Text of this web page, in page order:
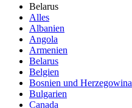
Belarus
Alles
Albanien
Angola
Armenien
Belarus
Belgien
Bosnien und Herzegowina
Bulgarien
Canada